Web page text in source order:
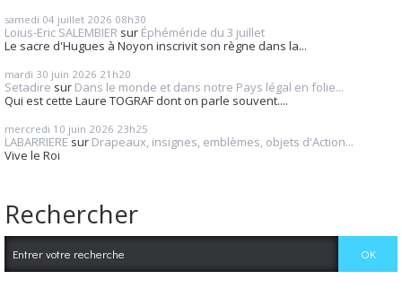
samedi 04 juillet 2026 08h30
Loius-Eric SALEMBIER sur Éphéméride du 3 juillet
Le sacre d'Hugues à Noyon inscrivit son règne dans la...
mardi 30 juin 2026 21h20
Setadire sur Dans le monde et dans notre Pays légal en folie...
Qui est cette Laure TOGRAF dont on parle souvent....
mercredi 10 juin 2026 23h25
LABARRIERE sur Drapeaux, insignes, emblèmes, objets d'Action...
Vive le Roi
Rechercher